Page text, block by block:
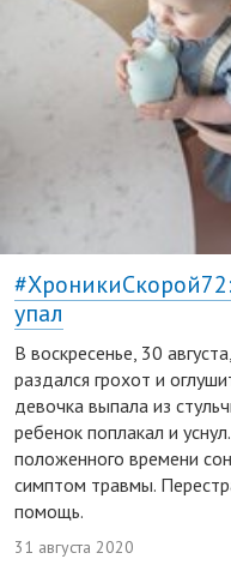
упал
В воскресенье, 30
раздался грохот и
девочка выпала из
ребенок поплакал и
положенного времени
симптом травмы.
помощь.
31 августа 2020